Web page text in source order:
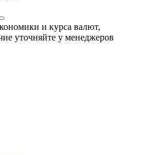
и курса валют,
уточняйте у менеджеров